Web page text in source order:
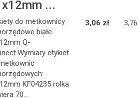
...
do metkownicy
białe
Q-
etykiet
KF04235 rolka
70...
3,06 zł 3,76